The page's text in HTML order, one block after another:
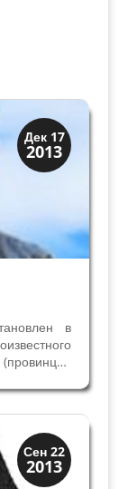
Дек 17
2013
в
в
Памятник
Сен 22
2013